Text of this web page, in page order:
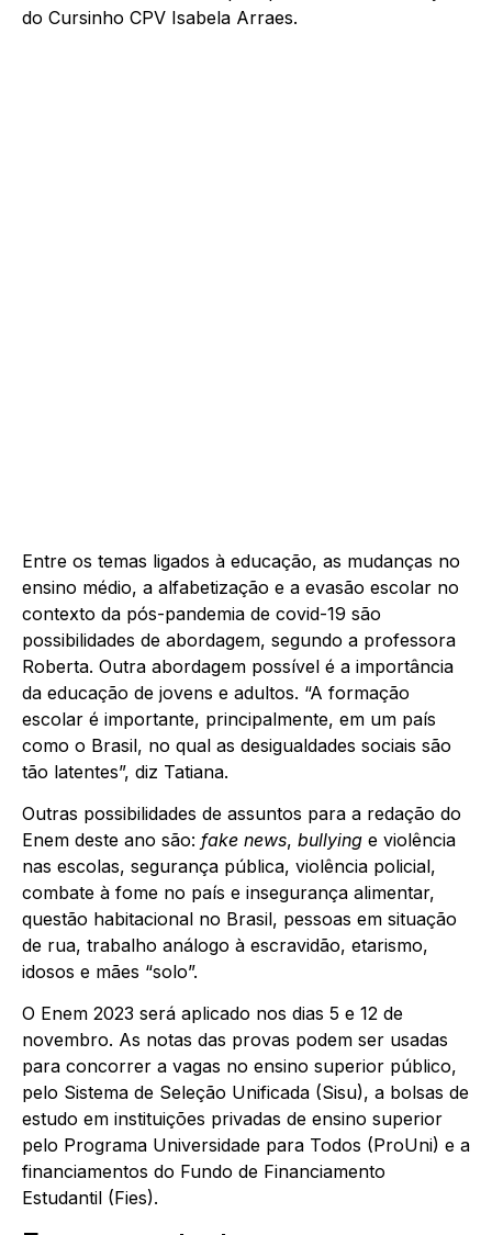
do Cursinho CPV Isabela Arraes.
Entre os temas ligados à educação, as mudanças no
ensino médio, a alfabetização e a evasão escolar no
contexto da pós-pandemia de covid-19 são
possibilidades de abordagem, segundo a professora
Roberta. Outra abordagem possível é a importância
da educação de jovens e adultos. “A formação
escolar é importante, principalmente, em um país
como o Brasil, no qual as desigualdades sociais são
tão latentes”, diz Tatiana.
Outras possibilidades de assuntos para a redação do
Enem deste ano são: fake news, bullying e violência
nas escolas, segurança pública, violência policial,
combate à fome no país e insegurança alimentar,
questão habitacional no Brasil, pessoas em situação
de rua, trabalho análogo à escravidão, etarismo,
idosos e mães “solo”.
O Enem 2023 será aplicado nos dias 5 e 12 de
novembro. As notas das provas podem ser usadas
para concorrer a vagas no ensino superior público,
pelo Sistema de Seleção Unificada (Sisu), a bolsas de
estudo em instituições privadas de ensino superior
pelo Programa Universidade para Todos (ProUni) e a
financiamentos do Fundo de Financiamento
Estudantil (Fies).